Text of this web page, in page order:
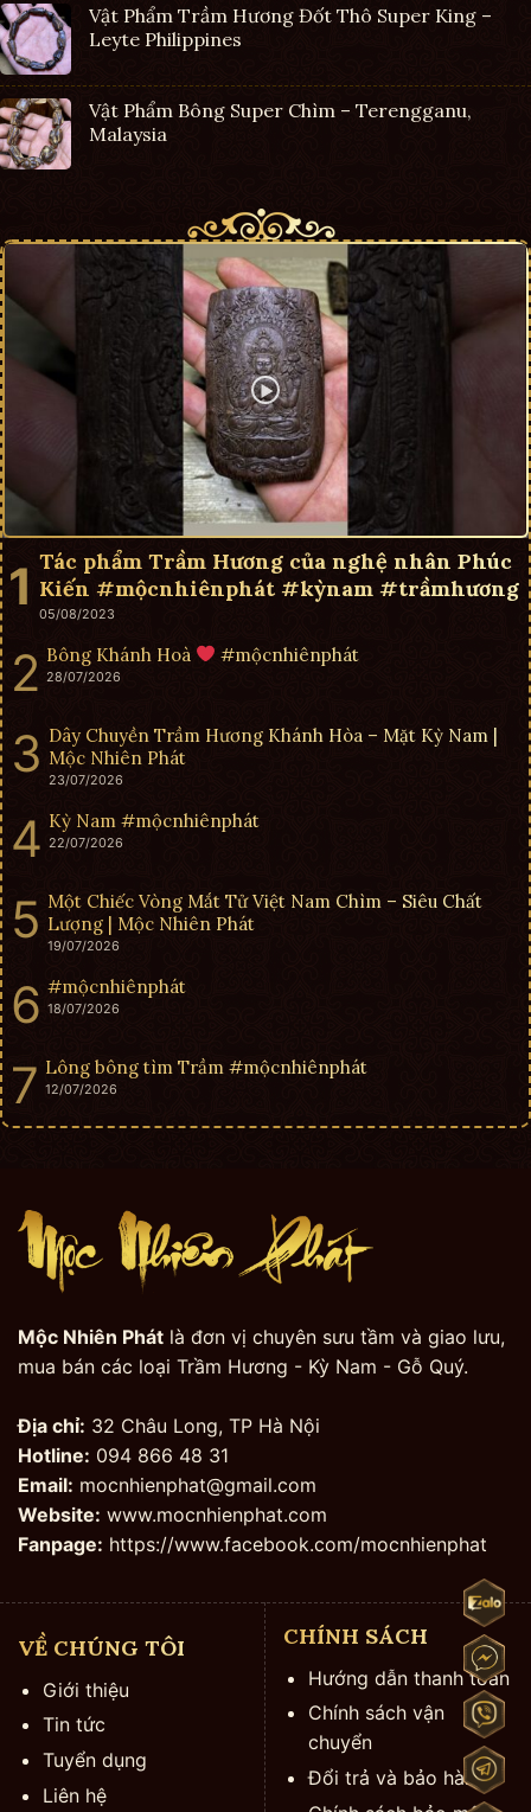
Vật Phẩm Trầm Hương Đốt Thô Super King –
Leyte Philippines
Vật Phẩm Bông Super Chìm – Terengganu,
Malaysia
Tác phẩm Trầm Hương của nghệ nhân Phúc
Kiến #mộcnhiênphát #kỳnam #trầmhương
05/08/2023
Bông Khánh Hoà #mộcnhiênphát
28/07/2026
Dây Chuyền Trầm Hương Khánh Hòa – Mặt Kỳ Nam |
Mộc Nhiên Phát
23/07/2026
Kỳ Nam #mộcnhiênphát
22/07/2026
Một Chiếc Vòng Mắt Tử Việt Nam Chìm – Siêu Chất
Lượng | Mộc Nhiên Phát
19/07/2026
#mộcnhiênphát
18/07/2026
Lông bông tìm Trầm #mộcnhiênphát
12/07/2026
Mộc Nhiên Phát là đơn vị chuyên sưu tầm và giao lưu,
mua bán các loại Trầm Hương - Kỳ Nam - Gỗ Quý.
Địa chỉ: 32 Châu Long, TP Hà Nội
Hotline: 094 866 48 31
Email: mocnhienphat@gmail.com
Website: www.mocnhienphat.com
Fanpage: https://www.facebook.com/mocnhienphat
VỀ CHÚNG TÔI
Giới thiệu
Tin tức
Tuyển dụng
Liên hệ
CHÍNH SÁCH
Hướng dẫn thanh toán
Chính sách vận
chuyển
Đổi trả và bảo hành